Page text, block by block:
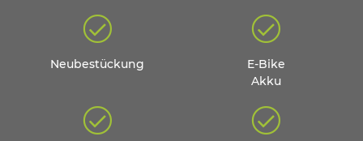
Neubestückung
E-Bike
Akku